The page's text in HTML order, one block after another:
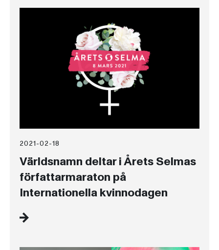
2021-02-18
Världsnamn deltar i Årets Selmas
författarmaraton på
Internationella kvinnodagen